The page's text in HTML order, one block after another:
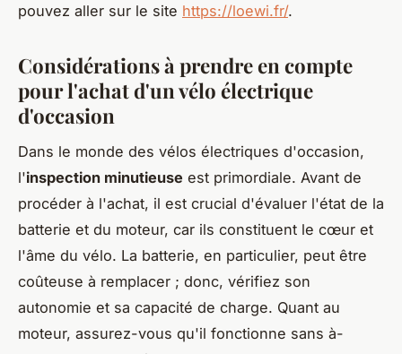
pouvez aller sur le site https://loewi.fr/.
Considérations à prendre en compte
pour l'achat d'un vélo électrique
d'occasion
Dans le monde des vélos électriques d'occasion,
l'inspection minutieuse est primordiale. Avant de
procéder à l'achat, il est crucial d'évaluer l'état de la
batterie et du moteur, car ils constituent le cœur et
l'âme du vélo. La batterie, en particulier, peut être
coûteuse à remplacer ; donc, vérifiez son
autonomie et sa capacité de charge. Quant au
moteur, assurez-vous qu'il fonctionne sans à-